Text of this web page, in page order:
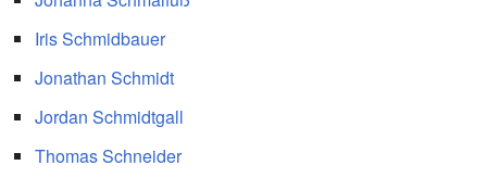
Iris Schmidbauer
Jonathan Schmidt
Jordan Schmidtgall
Thomas Schneider